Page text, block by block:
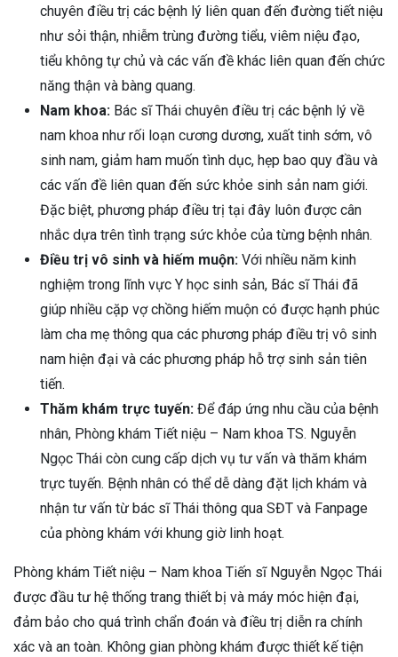
chuyên điều trị các bệnh lý liên quan đến đường tiết niệu
như sỏi thận, nhiễm trùng đường tiểu, viêm niệu đạo,
tiểu không tự chủ và các vấn đề khác liên quan đến chức
năng thận và bàng quang.
Nam khoa: Bác sĩ Thái chuyên điều trị các bệnh lý về
nam khoa như rối loạn cương dương, xuất tinh sớm, vô
sinh nam, giảm ham muốn tình dục, hẹp bao quy đầu và
các vấn đề liên quan đến sức khỏe sinh sản nam giới.
Đặc biệt, phương pháp điều trị tại đây luôn được cân
nhắc dựa trên tình trạng sức khỏe của từng bệnh nhân.
Điều trị vô sinh và hiếm muộn: Với nhiều năm kinh
nghiệm trong lĩnh vực Y học sinh sản, Bác sĩ Thái đã
giúp nhiều cặp vợ chồng hiếm muộn có được hạnh phúc
làm cha mẹ thông qua các phương pháp điều trị vô sinh
nam hiện đại và các phương pháp hỗ trợ sinh sản tiên
tiến.
Thăm khám trực tuyến: Để đáp ứng nhu cầu của bệnh
nhân, Phòng khám Tiết niệu – Nam khoa TS. Nguyễn
Ngọc Thái còn cung cấp dịch vụ tư vấn và thăm khám
trực tuyến. Bệnh nhân có thể dễ dàng đặt lịch khám và
nhận tư vấn từ bác sĩ Thái thông qua SĐT và Fanpage
của phòng khám với khung giờ linh hoạt.
Phòng khám Tiết niệu – Nam khoa Tiến sĩ Nguyễn Ngọc Thái
được đầu tư hệ thống trang thiết bị và máy móc hiện đại,
đảm bảo cho quá trình chẩn đoán và điều trị diễn ra chính
xác và an toàn. Không gian phòng khám được thiết kế tiện